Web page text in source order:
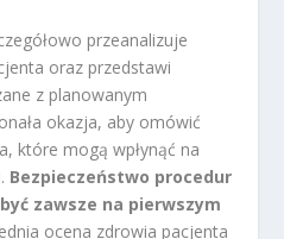
przeanalizuje
oraz przedstawi
z planowanym
okazja, aby omówić
które mogą wpłynąć na
Bezpieczeństwo procedur
zawsze na pierwszym
ocena zdrowia pacjenta